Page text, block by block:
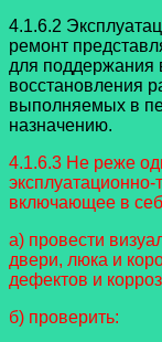
4.1.6.2
ремонт
для поддержания
восстановления
выполняемых в
назначению.
4.1.6.3 Не реже
включающее в
а) провести
двери, люка и
дефектов и
б) проверить: